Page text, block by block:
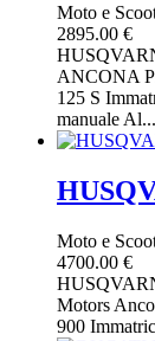
Moto e
2895.00 €
ANCONA
125 S
manuale Al...
Moto e
4700.00 €
Motors
900